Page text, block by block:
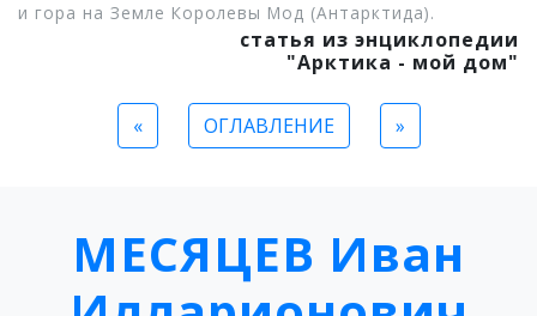
и гора на Земле Королевы Мод (Антарктида).
статья из энциклопедии
"Арктика - мой дом"
« ОГЛАВЛЕНИЕ »
МЕСЯЦЕВ Иван